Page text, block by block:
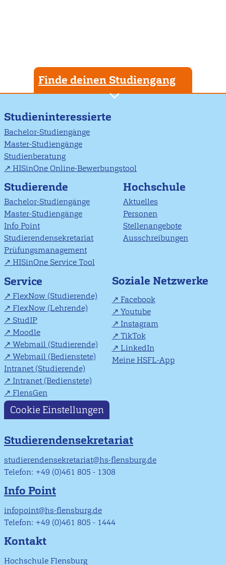
Finde deinen Studiengang
Studieninteressierte
Bachelor-Studiengänge
Master-Studiengänge
Studienberatung
HISinOne Online-Bewerbungstool
Studierende
Bachelor-Studiengänge
Master-Studiengänge
Info Point
Studierendensekretariat
Prüfungsmanagement
HISinOne Service Tool
Hochschule
Aktuelles
Personen
Stellenangebote
Ausschreibungen
Service
FlexNow (Studierende)
FlexNow (Lehrende)
StudIP
Moodle
Webmail (Studierende)
Webmail (Bedienstete)
Intranet (Studierende)
Intranet (Bedienstete)
FlensGen
Soziale Netzwerke
Facebook
Youtube
Instagram
TikTok
LinkedIn
Meine HSFL-App
Cookie Einstellungen
Studierendensekretariat
studierendensekretariat@hs-flensburg.de
Telefon: +49 (0)461 805 - 1308
Info Point
infopoint@hs-flensburg.de
Telefon: +49 (0)461 805 - 1444
Kontakt
Hochschule Flensburg